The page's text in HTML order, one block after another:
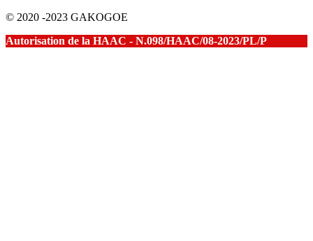
© 2020 -2023 GAKOGOE
Autorisation de la HAAC - N.098/HAAC/08-2023/PL/P